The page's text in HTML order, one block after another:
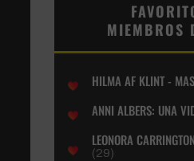
MIEMBROS
HILMA AF KLINT -
ANNI ALBERS: UNA
LEONORA
(29)